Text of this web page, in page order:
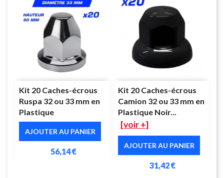
Kit 20 Caches-écrous
Ruspa 32 ou 33 mm en
Plastique
AJOUTER AU PANIER
56,14 €
Kit 20 Caches-écrous
Camion 32 ou 33 mm en
Plastique Noir...
[voir +]
AJOUTER AU PANIER
31,42 €